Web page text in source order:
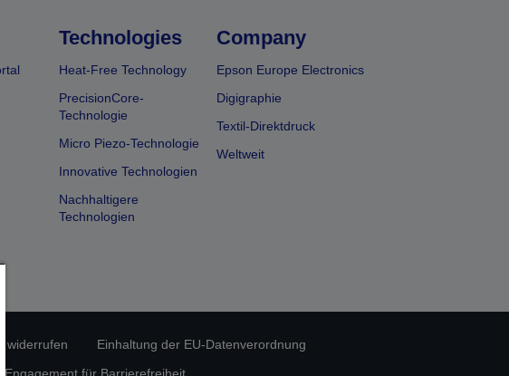
Technologies
Heat-Free Technology
PrecisionCore-
Technologie
Micro Piezo-Technologie
Innovative Technologien
Nachhaltigere
Technologien
Company
Epson Europe Electronics
Digigraphie
Textil-Direktdruck
Weltweit
widerrufen
Einhaltung der EU-Datenverordnung
Engagement für Barrierefreiheit